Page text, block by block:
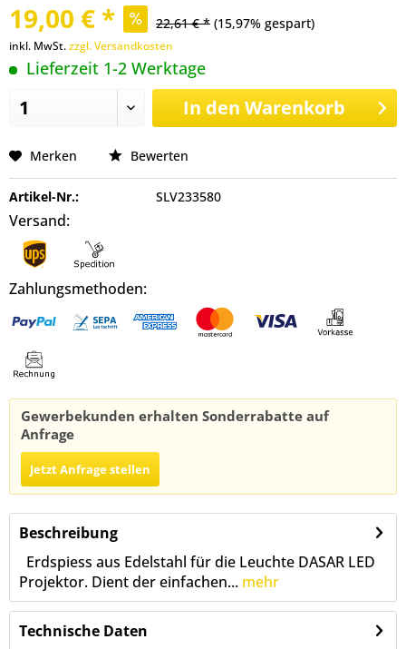
19,00 € * 22,61 € * (15,97% gespart)
inkl. MwSt.zzgl. Versandkosten
Lieferzeit 1-2 Werktage
In den Warenkorb
Merken Bewerten
Artikel-Nr.: SLV233580
Versand:
Zahlungsmethoden:
Gewerbekunden erhalten Sonderrabatte auf
Anfrage
Jetzt Anfrage stellen
Beschreibung
Erdspiess aus Edelstahl für die Leuchte DASAR LED
Projektor. Dient der einfachen... mehr
Technische Daten